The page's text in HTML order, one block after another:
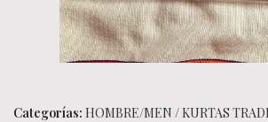
Categorías: HOMBRE/MEN /KURTAS